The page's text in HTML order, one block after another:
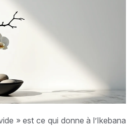
» est ce qui donne à l’Ikebana